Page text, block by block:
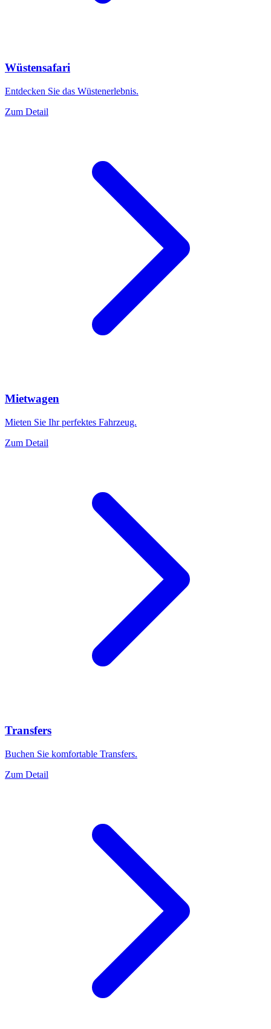
Wüstensafari
Entdecken Sie das Wüstenerlebnis.
Zum Detail
Mietwagen
Mieten Sie Ihr perfektes Fahrzeug.
Zum Detail
Transfers
Buchen Sie komfortable Transfers.
Zum Detail